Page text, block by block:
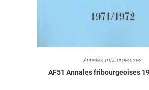
Annales fribourgeoises
AF51 Annales fribourgeoises